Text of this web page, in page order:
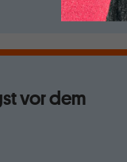
vor dem